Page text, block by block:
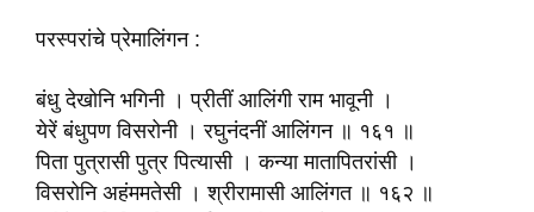
परस्परांचे प्रेमालिंगन :
बंधु देखोनि भगिनी । प्रीतीं आलिंगी राम भावूनी ।
येरें बंधुपण विसरोनी । रघुनंदनीं आलिंगन ॥ १६१ ॥
पिता पुत्रासी पुत्र पित्यासी । कन्या मातापितरांसी ।
विसरोनि अहंममतेसी । श्रीरामासी आलिंगत ॥ १६२ ॥